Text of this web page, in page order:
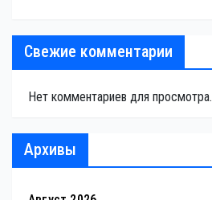
Свежие комментарии
Нет комментариев для просмотра.
Архивы